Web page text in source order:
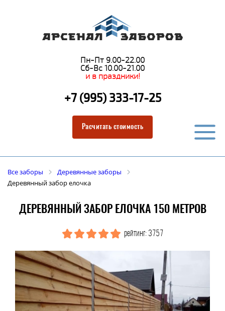
Пн-Пт 9.00-22.00
Сб-Вс 10.00-21.00
и в праздники!
+7 (995) 333-17-25
Расчитать стоимость
Все заборы
Деревянные заборы
Деревянный забор елочка
ДЕРЕВЯННЫЙ ЗАБОР ЕЛОЧКА 150 МЕТРОВ
рейтинг: 3757